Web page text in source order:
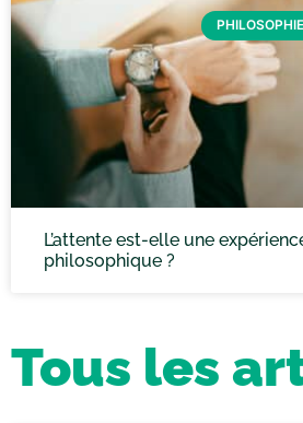
PHILOSOPHIE
L’attente est-elle une
philosophique ?
Tous les